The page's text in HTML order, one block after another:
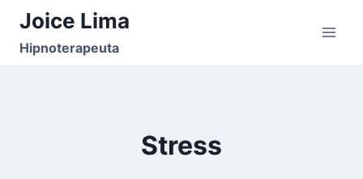
Pular
paraJoice Lima
Hipnoterapeuta
Stress